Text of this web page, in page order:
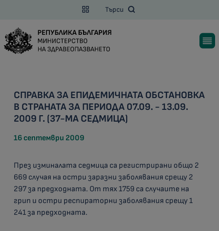
Търси
СПРАВКА ЗА ЕПИДЕМИЧНАТА ОБСТАНОВКА
В СТРАНАТА ЗА ПЕРИОДА 07.09. - 13.09.
2009 Г. (37-МА СЕДМИЦА)
16 септември 2009
През изминалата седмица са регистрирани общо 2
669 случая на остри заразни заболявания срещу 2
297за предходната. От тях 1759 са случаите на
грип и остри респираторни заболявания срещу1
241за предходната.